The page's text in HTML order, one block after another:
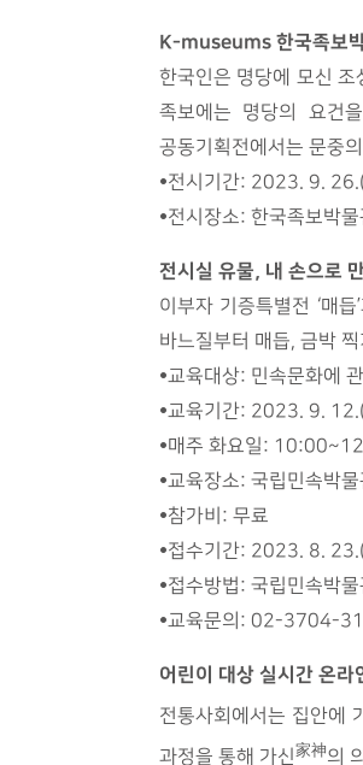
K-museums 한국족보박
한국인은 명당에 모신 조
족보에는 명당의 요건
공동기획전에서는 문중
•전시기간: 2023. 9.
•전시장소: 한국족보박
전시실 유물, 내 손으로
이부자 기증특별전 ‘매
바느질부터 매듭, 금박
•교육대상: 민속문화에
•교육기간: 2023. 9.
•매주 화요일:
•교육장소: 국립민속박
•참가비: 무료
•접수기간: 2023. 8.
•접수방법: 국립민속박
•교육문의: 02-3704-
어린이 대상 실시간 온
전통사회에서는 집안에
과정을 통해 가신家神의